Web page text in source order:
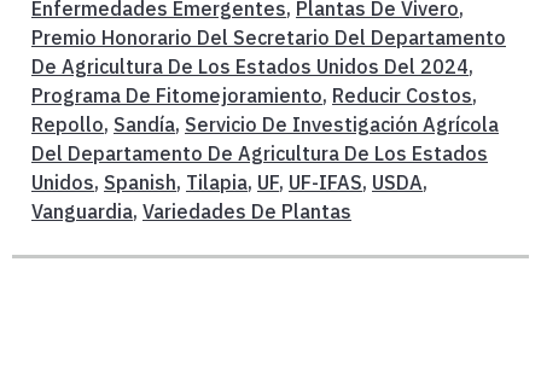
Enfermedades Emergentes, Plantas De Vivero,
Premio Honorario Del Secretario Del Departamento
De Agricultura De Los Estados Unidos Del 2024,
Programa De Fitomejoramiento, Reducir Costos,
Repollo, Sandía, Servicio De Investigación Agrícola
Del Departamento De Agricultura De Los Estados
Unidos, Spanish, Tilapia, UF, UF-IFAS, USDA,
Vanguardia, Variedades De Plantas